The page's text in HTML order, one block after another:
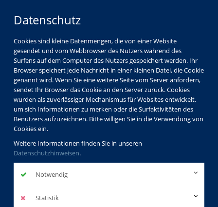
Datenschutz
Cookies sind kleine Datenmengen, die von einer Website
gesendet und vom Webbrowser des Nutzers während des
Surfens auf dem Computer des Nutzers gespeichert werden. Ihr
Browser speichert jede Nachricht in einer kleinen Datei, die Cookie
genannt wird. Wenn Sie eine weitere Seite vom Server anfordern,
sendet Ihr Browser das Cookie an den Server zurück. Cookies
wurden als zuverlässiger Mechanismus für Websites entwickelt,
um sich Informationen zu merken oder die Surfaktivitäten des
Benutzers aufzuzeichnen. Bitte willigen Sie in die Verwendung von
Cookies ein.
Weitere Informationen finden Sie in unseren
Datenschutzhinweisen.
Notwendig
Statistik